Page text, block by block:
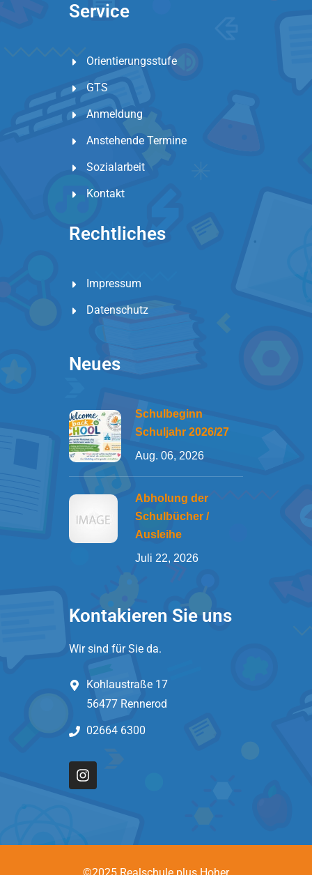
Service
Orientierungsstufe
GTS
Anmeldung
Anstehende Termine
Sozialarbeit
Kontakt
Rechtliches
Impressum
Datenschutz
Neues
Schulbeginn
Schuljahr 2026/27
Aug. 06, 2026
Abholung der
Schulbücher /
Ausleihe
Juli 22, 2026
Kontakieren Sie uns
Wir sind für Sie da.
Kohlaustraße 17
56477 Rennerod
02664 6300